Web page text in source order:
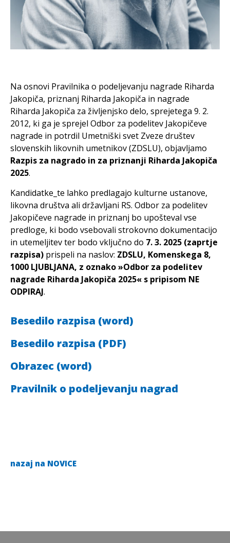
Na osnovi Pravilnika o podeljevanju nagrade Riharda
Jakopiča, priznanj Riharda Jakopiča in nagrade
Riharda Jakopiča za življenjsko delo, sprejetega 9. 2.
2012, ki ga je sprejel Odbor za podelitev Jakopičeve
nagrade in potrdil Umetniški svet Zveze društev
slovenskih likovnih umetnikov (ZDSLU), objavljamo
Razpis za nagrado in za priznanji Riharda Jakopiča
2025.
Kandidatke_te lahko predlagajo kulturne ustanove,
likovna društva ali državljani RS. Odbor za podelitev
Jakopičeve nagrade in priznanj bo upošteval vse
predloge, ki bodo vsebovali strokovno dokumentacijo
in utemeljitev ter bodo vključno do 7. 3. 2025 (zaprtje
razpisa) prispeli na naslov: ZDSLU, Komenskega 8,
1000 LJUBLJANA, z oznako »Odbor za podelitev
nagrade Riharda Jakopiča 2025« s pripisom NE
ODPIRAJ.
Besedilo razpisa (word)
Besedilo razpisa (PDF)
Obrazec (word)
Pravilnik o podeljevanju nagrad
nazaj na NOVICE